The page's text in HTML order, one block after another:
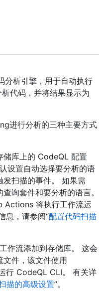
析引擎，用于自动执行
代码，并将结果显示为
进行分析的三种主要方式
储库上的 CodeQL 配置
设置自动选择要分析的语
扫描的事件。 如果需
询套件和要分析的语言。
Actions 将执行工作流运
息，请参阅“配置代码扫描
作流添加到存储库。 这会
文件，该文件使用
行 CodeQL CLI。 有关详
描的高级设置”。